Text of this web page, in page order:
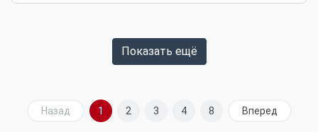
Показать ещё
Назад 1 2 3 4 8 Вперед